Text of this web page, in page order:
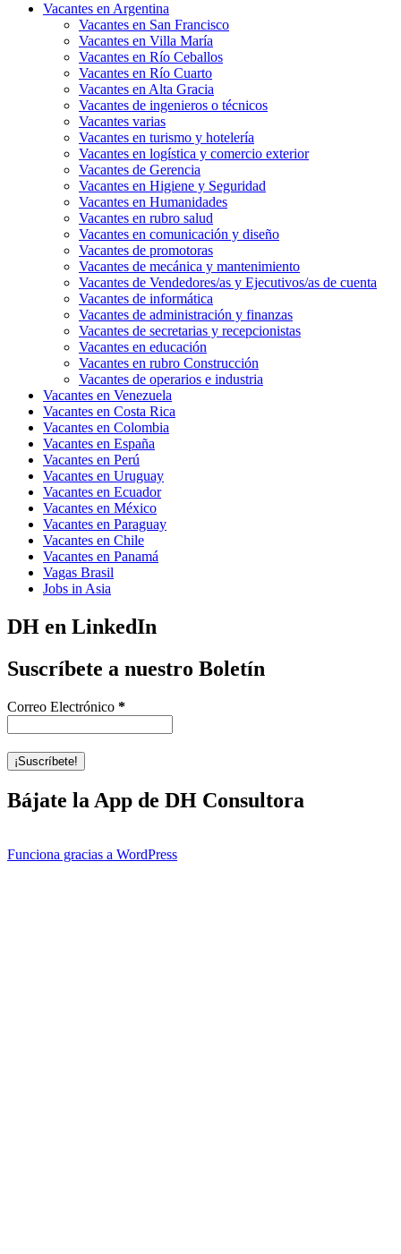
Vacantes en Argentina
Vacantes en San Francisco
Vacantes en Villa María
Vacantes en Río Ceballos
Vacantes en Río Cuarto
Vacantes en Alta Gracia
Vacantes de ingenieros o técnicos
Vacantes varias
Vacantes en turismo y hotelería
Vacantes en logística y comercio exterior
Vacantes de Gerencia
Vacantes en Higiene y Seguridad
Vacantes en Humanidades
Vacantes en rubro salud
Vacantes en comunicación y diseño
Vacantes de promotoras
Vacantes de mecánica y mantenimiento
Vacantes de Vendedores/as y Ejecutivos/as de cuenta
Vacantes de informática
Vacantes de administración y finanzas
Vacantes de secretarias y recepcionistas
Vacantes en educación
Vacantes en rubro Construcción
Vacantes de operarios e industria
Vacantes en Venezuela
Vacantes en Costa Rica
Vacantes en Colombia
Vacantes en España
Vacantes en Perú
Vacantes en Uruguay
Vacantes en Ecuador
Vacantes en México
Vacantes en Paraguay
Vacantes en Chile
Vacantes en Panamá
Vagas Brasil
Jobs in Asia
DH en LinkedIn
Suscríbete a nuestro Boletín
Correo Electrónico *
Bájate la App de DH Consultora
Funciona gracias a WordPress